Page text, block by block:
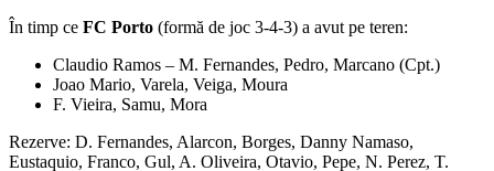
În timp ce FC Porto (formă de joc 3-4-3) a avut pe teren:
Claudio Ramos – M. Fernandes, Pedro, Marcano (Cpt.)
Joao Mario, Varela, Veiga, Moura
F. Vieira, Samu, Mora
Rezerve: D. Fernandes, Alarcon, Borges, Danny Namaso,
Eustaquio, Franco, Gul, A. Oliveira, Otavio, Pepe, N. Perez, T.